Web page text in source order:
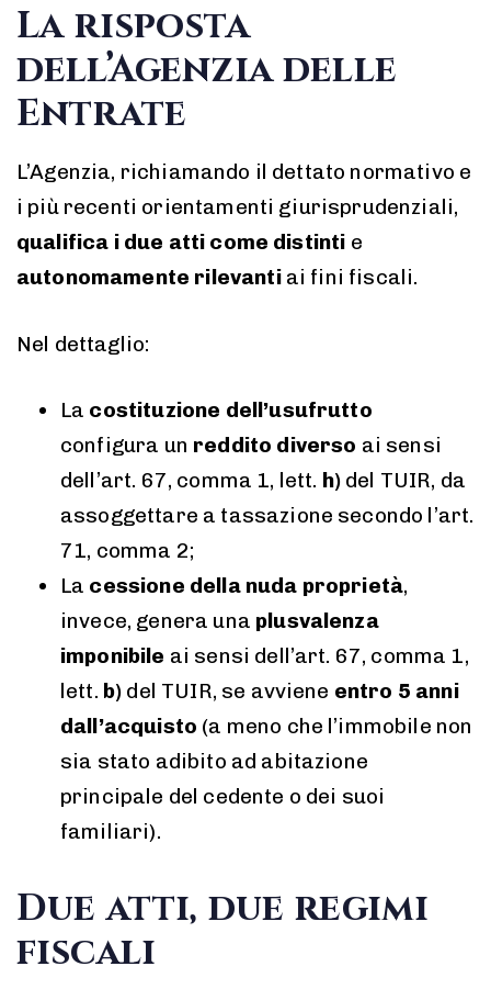
La risposta
dell’Agenzia delle
Entrate
L’Agenzia, richiamando il dettato normativo e
i più recenti orientamenti giurisprudenziali,
qualifica i due atti come distinti e
autonomamente rilevantiai fini fiscali.
Nel dettaglio:
La costituzione dell’usufrutto
configura un reddito diverso ai sensi
dell’art. 67, comma 1, lett. h)del TUIR, da
assoggettare a tassazione secondo l’art.
71, comma 2;
La cessione della nuda proprietà,
invece, genera una plusvalenza
imponibile ai sensi dell’art. 67, comma 1,
lett. b) del TUIR, se avviene entro 5 anni
dall’acquisto (a meno che l’immobile non
sia stato adibito ad abitazione
principale del cedente o dei suoi
familiari).
Due atti, due regimi
fiscali